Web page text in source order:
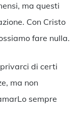
ma questi
Con Cristo
fare nulla.
di certi
ma non
sempre